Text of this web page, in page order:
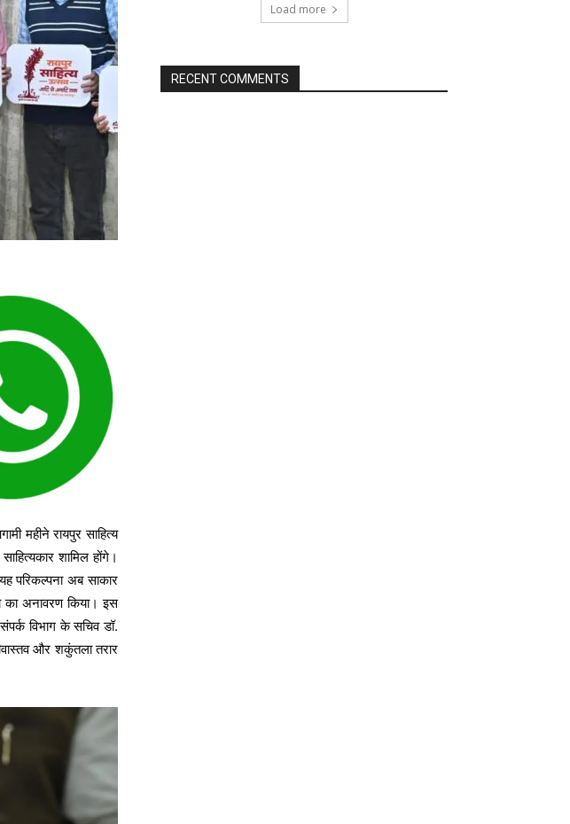
महीने रायपुर साहित्य
शामिल होंगे।
परिकल्पना अब साकार
का अनावरण किया। इस
विभाग के सचिव डॉ.
और शकुंतला तरार
Load more
RECENT COMMENTS